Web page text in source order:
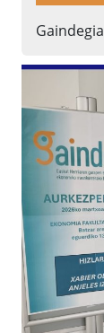
Gaindegia